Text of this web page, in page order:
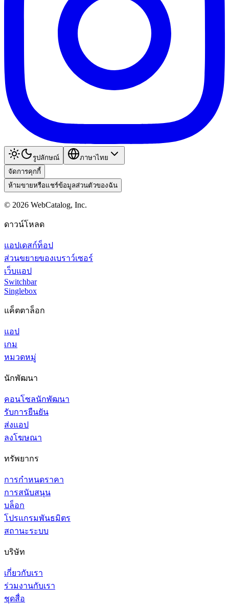
รูปลักษณ์
ภาษาไทย
จัดการคุกกี้
ห้ามขายหรือแชร์ข้อมูลส่วนตัวของฉัน
© 2026 WebCatalog, Inc.
ดาวน์โหลด
แอปเดสก์ท็อป
ส่วนขยายของเบราว์เซอร์
เว็บแอป
Switchbar
Singlebox
แค็ตตาล็อก
แอป
เกม
หมวดหมู่
นักพัฒนา
คอนโซลนักพัฒนา
รับการยืนยัน
ส่งแอป
ลงโฆษณา
ทรัพยากร
การกำหนดราคา
การสนับสนุน
บล็อก
โปรแกรมพันธมิตร
สถานะระบบ
บริษัท
เกี่ยวกับเรา
ร่วมงานกับเรา
ชุดสื่อ